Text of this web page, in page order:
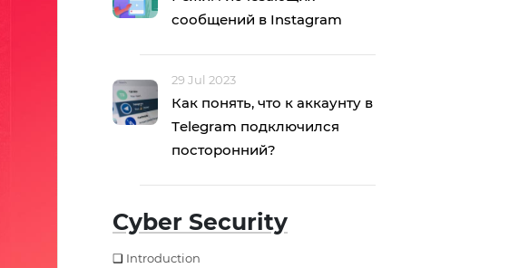
сообщений в Instagram
29 Jul 2023
Как понять, что к аккаунту в
Тelegram подключился
посторонний?
Cyber Security
Introduction